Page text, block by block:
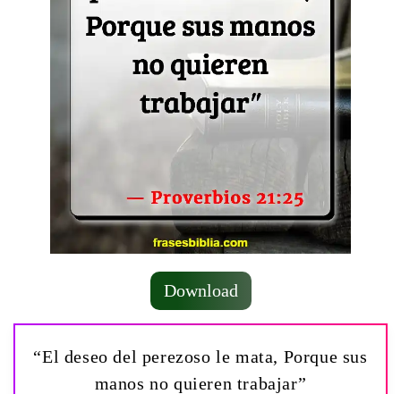
Download
“El deseo del perezoso le mata, Porque sus
manos no quieren trabajar”